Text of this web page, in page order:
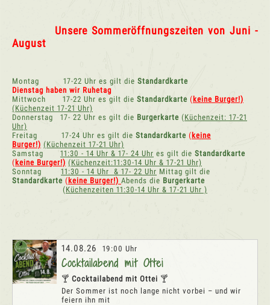
Unsere Sommeröffnungszeiten von Juni -
August
Montag 17-22 Uhr es gilt die Standard karte
Dienstag haben wir Ruhetag
Mittwoch 17-22 Uhr es gilt die Standard karte ( keine Burger!)
(Küchenzeit 17-21 Uhr)
Donnerstag 17- 22 Uhr es gilt die Burgerkarte (Küchenzeit: 17-21
Uhr)
Freitag 17-24 Uhr es gilt die Standard karte ( keine
Burger!) (Küchenzeit 17-21 Uhr)
Samstag 11:30 - 14 Uhr & 17- 24 Uhr es gilt die Standard karte
( keine Burger!) (Küchenzeit:11:30-14 Uhr & 17-21 Uhr)
Sonntag 11:30 - 14 Uhr & 17- 22 Uhr Mittag gilt die
Standard karte ( keine Burger!) Abends die Burgerkarte
(Küchenzeiten 11:30-14 Uhr & 17-21 Uhr )
14.08.26 19:00 Uhr
Cocktailabend mit Ottei
🍸Cocktailabend mit Ottei 🍸
Der Sommer ist noch lange nicht vorbei – und wir
feiern ihn mit